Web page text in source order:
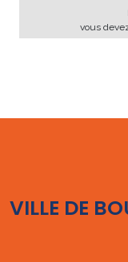
vous
VILLE DE